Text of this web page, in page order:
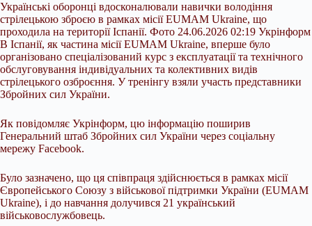
Українські оборонці вдосконалювали навички володіння
стрілецькою зброєю в рамках місії EUMAM Ukraine, що
проходила на території Іспанії. Фото 24.06.2026 02:19 Укрінформ
В Іспанії, як частина місії EUMAM Ukraine, вперше було
організовано спеціалізований курс з експлуатації та технічного
обслуговування індивідуальних та колективних видів
стрілецького озброєння. У тренінгу взяли участь представники
Збройних сил України.
Як повідомляє Укрінформ, цю інформацію поширив
Генеральний штаб Збройних сил України через соціальну
мережу Facebook.
Було зазначено, що ця співпраця здійснюється в рамках місії
Європейського Союзу з військової підтримки України (EUMAM
Ukraine), і до навчання долучився 21 український
військовослужбовець.